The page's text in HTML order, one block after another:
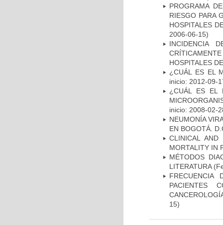
PROGRAMA
RIESGO PARA
HOSPITALES
2006-06-15)
INCIDENCIA
HOSPITALES
¿CUÁL ES EL
inicio: 2012-09-
¿CUÁL ES EL
inicio: 2008-02-
NEUMONÍA
EN BOGOTÁ.
CLINICAL AND
MORTALITY IN
MÉTODOS
LITERATURA
FRECUENCIA
PACIENTES
15)